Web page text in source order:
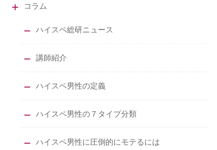
コラム
ハイスペ総研ニュース
講師紹介
ハイスペ男性の定義
ハイスペ男性の７タイプ分類
ハイスペ男性に圧倒的にモテるには